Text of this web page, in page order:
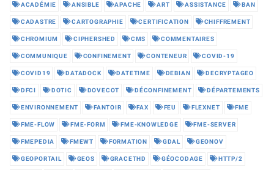
ACADÉMIE ANSIBLE APACHE ART ASSISTANCE BAN
CADASTRE CARTOGRAPHIE CERTIFICATION CHIFFREMENT
CHROMIUM CIPHERSHED CMS COMMENTAIRES
COMMUNIQUE CONFINEMENT CONTENEUR COVID-19
COVID19 DATADOCK DATETIME DEBIAN DECRYPTAGEO
DFCI DOTIC DOVECOT DÉCONFINEMENT DÉPARTEMENTS
ENVIRONNEMENT FANTOIR FAX FEU FLEXNET FME
FME-FLOW FME-FORM FME-KNOWLEDGE FME-SERVER
FMEPEDIA FMEWT FORMATION GDAL GEONOV
GEOPORTAIL GEOS GRACETHD GÉOCODAGE HTTP/2